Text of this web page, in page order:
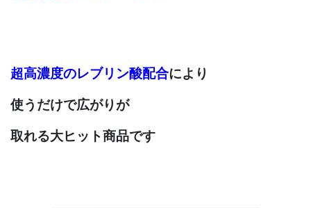
超高濃度のレブリン酸配合により
使うだけで広がりが
取れる大ヒット商品です